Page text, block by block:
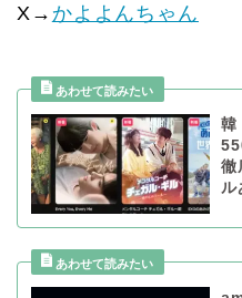
X→ かよよんちゃん
韓
徹
ル